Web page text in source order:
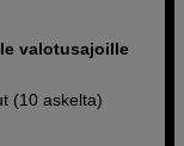
valotusajoille
(10 askelta)